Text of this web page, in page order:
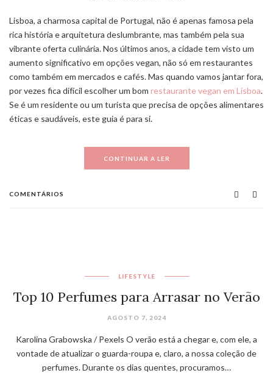
Lisboa, a charmosa capital de Portugal, não é apenas famosa pela
rica história e arquitetura deslumbrante, mas também pela sua
vibrante oferta culinária. Nos últimos anos, a cidade tem visto um
aumento significativo em opções vegan, não só em restaurantes
como também em mercados e cafés. Mas quando vamos jantar fora,
por vezes fica difícil escolher um bom restaurante vegan em Lisboa.
Se é um residente ou um turista que precisa de opções alimentares
éticas e saudáveis, este guia é para si.
CONTINUAR A LER
COMENTÁRIOS
LIFESTYLE
Top 10 Perfumes para Arrasar no Verão
AGOSTO 7, 2024
Karolina Grabowska / Pexels O verão está a chegar e, com ele, a
vontade de atualizar o guarda-roupa e, claro, a nossa coleção de
perfumes. Durante os dias quentes, procuramos…